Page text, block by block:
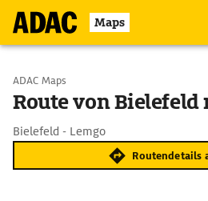
Maps
Start wählen
ADAC Maps
Route von Bielefeld
Bielefeld - Lemgo
Routendetails